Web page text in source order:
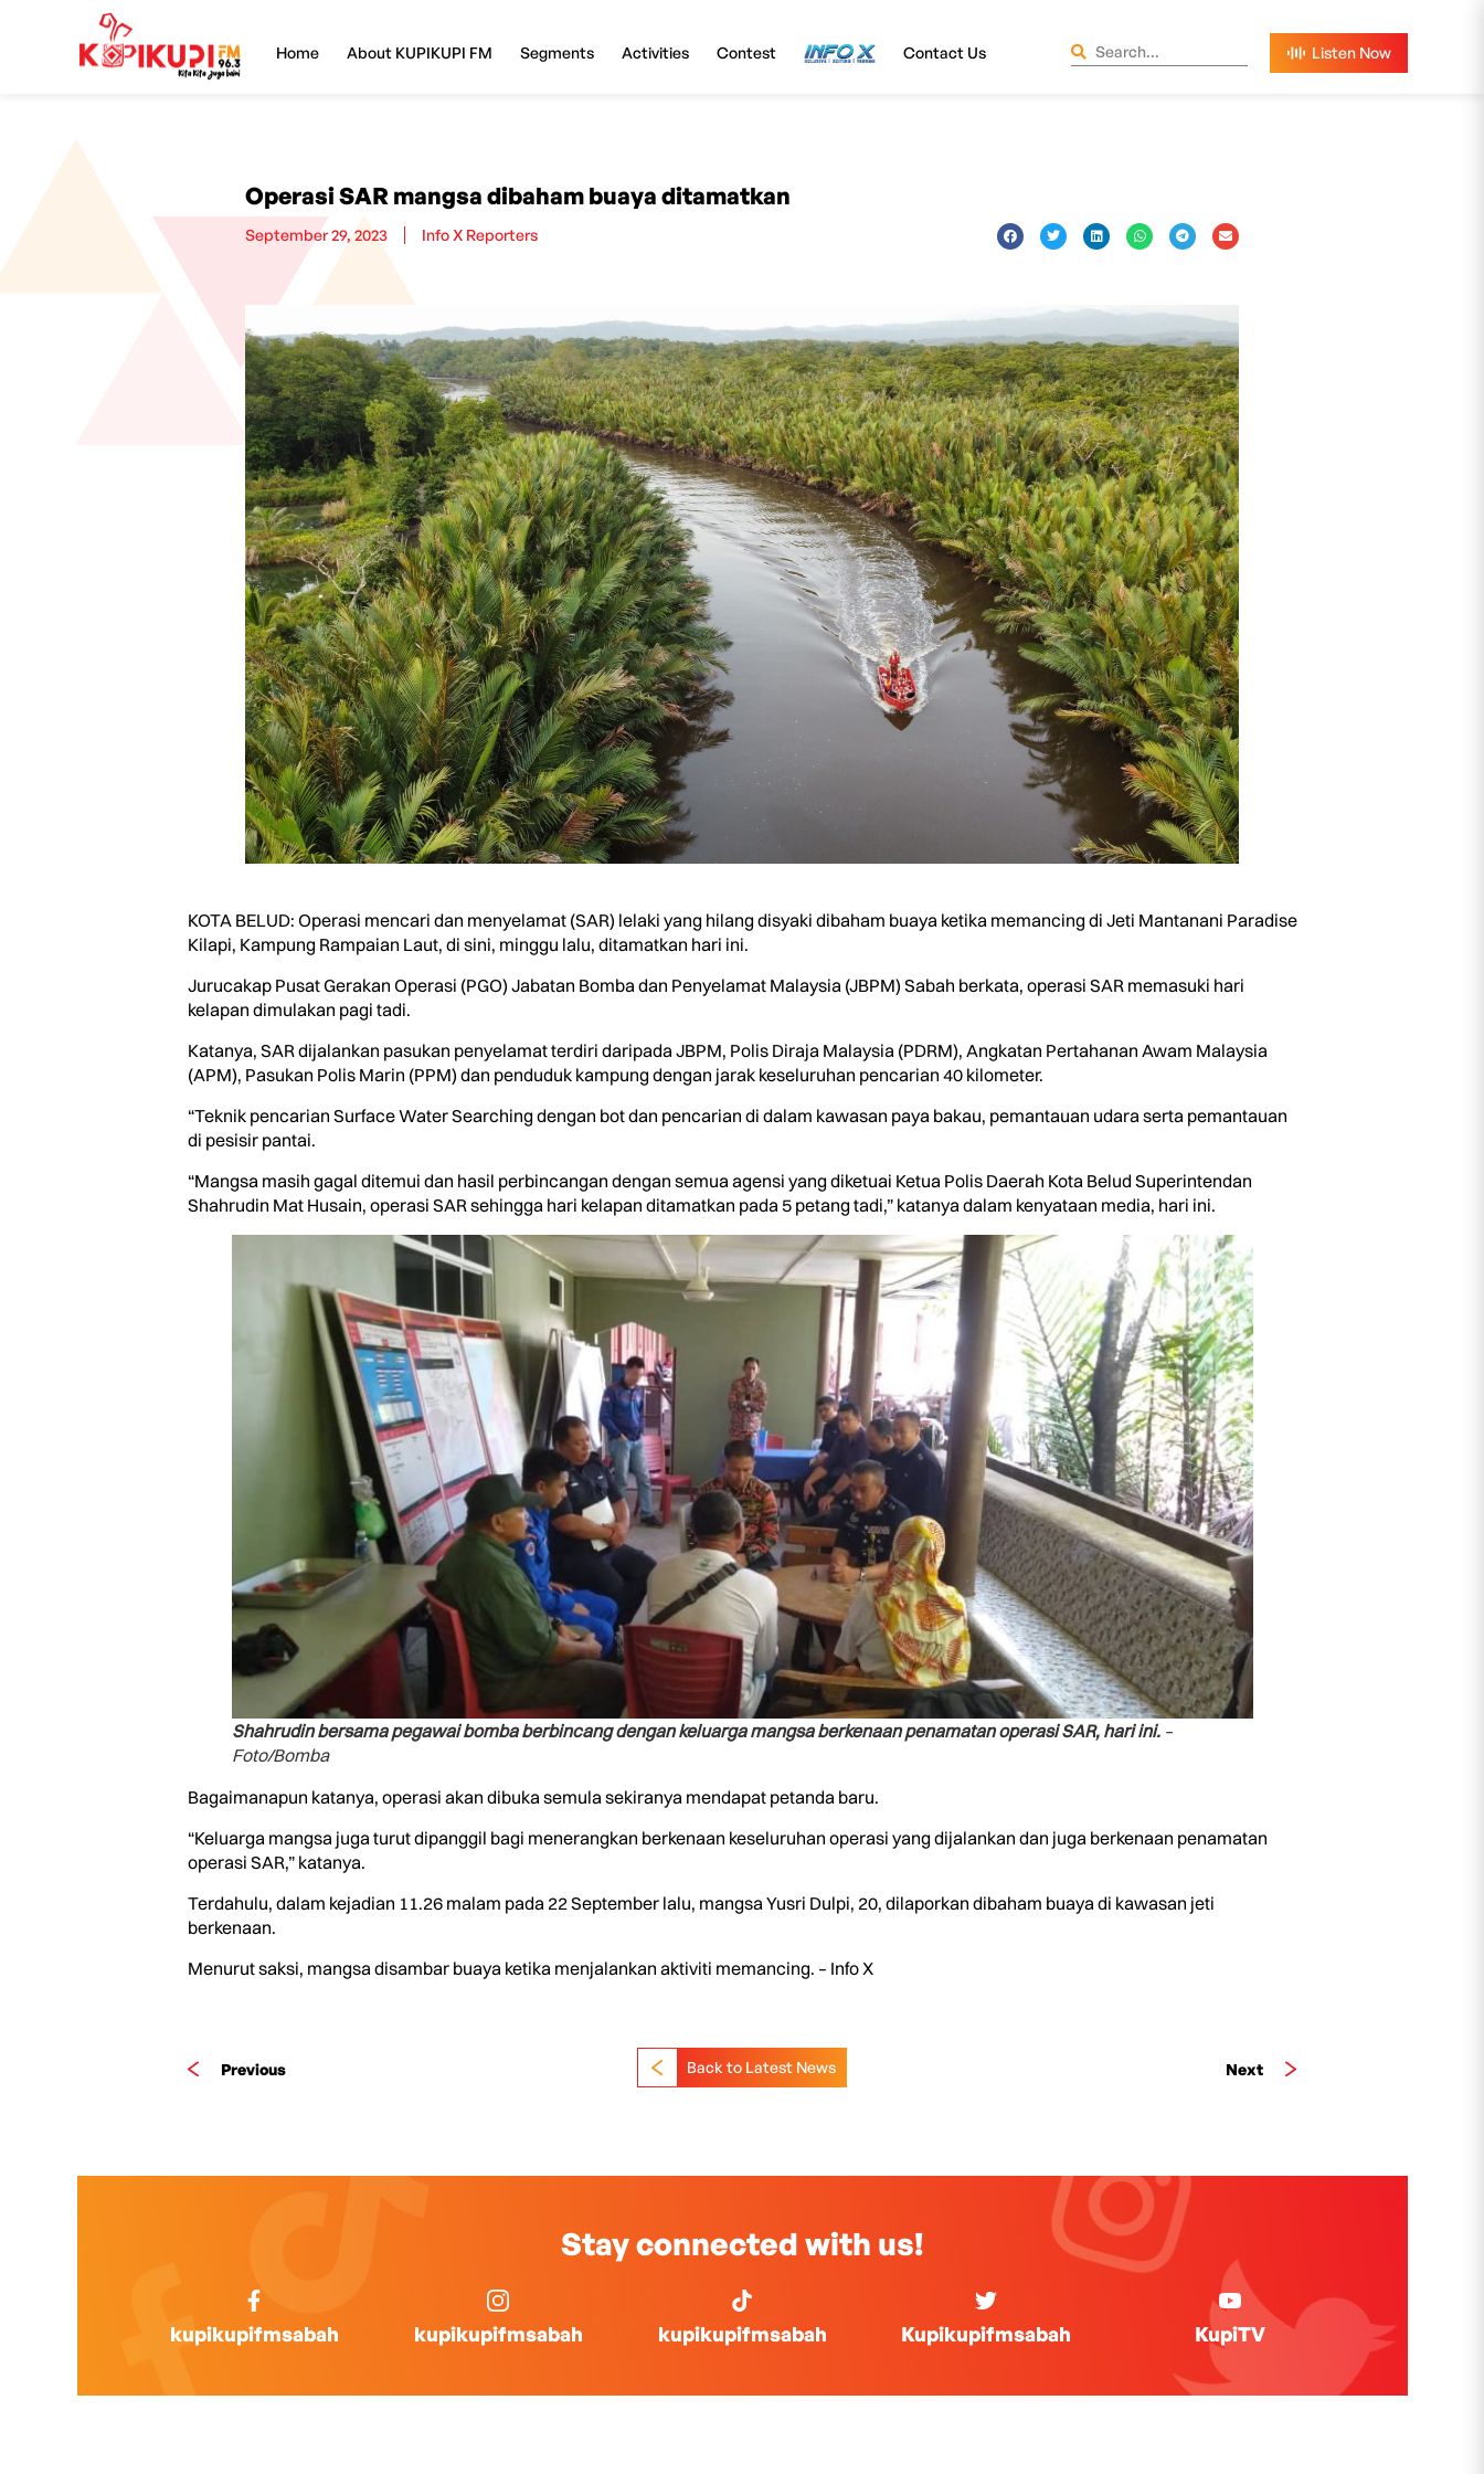
Home About KUPIKUPI FM Segments Activities Contest InfoX Contact Us
Operasi SAR mangsa dibaham buaya ditamatkan
September 29, 2023 Info X Reporters
KOTA BELUD: Operasi mencari dan menyelamat (SAR) lelaki yang hilang disyaki dibaham buaya ketika memancing di Jeti Mantanani Paradise
Kilapi, Kampung Rampaian Laut, di sini, minggu lalu, ditamatkan hari ini.
Jurucakap Pusat Gerakan Operasi (PGO) Jabatan Bomba dan Penyelamat Malaysia (JBPM) Sabah berkata, operasi SAR memasuki hari
kelapan dimulakan pagi tadi.
Katanya, SAR dijalankan pasukan penyelamat terdiri daripada JBPM, Polis Diraja Malaysia (PDRM), Angkatan Pertahanan Awam Malaysia
(APM), Pasukan Polis Marin (PPM) dan penduduk kampung dengan jarak keseluruhan pencarian 40 kilometer.
“Teknik pencarian Surface Water Searching dengan bot dan pencarian di dalam kawasan paya bakau, pemantauan udara serta pemantauan
di pesisir pantai.
“Mangsa masih gagal ditemui dan hasil perbincangan dengan semua agensi yang diketuai Ketua Polis Daerah Kota Belud Superintendan
Shahrudin Mat Husain, operasi SAR sehingga hari kelapan ditamatkan pada 5 petang tadi,” katanya dalam kenyataan media, hari ini.
Shahrudin bersama pegawai bomba berbincang dengan keluarga mangsa berkenaan penamatan operasi SAR, hari ini.–
Foto/Bomba
Bagaimanapun katanya, operasi akan dibuka semula sekiranya mendapat petanda baru.
“Keluarga mangsa juga turut dipanggil bagi menerangkan berkenaan keseluruhan operasi yang dijalankan dan juga berkenaan penamatan
operasi SAR,” katanya.
Terdahulu, dalam kejadian 11.26 malam pada 22 September lalu, mangsa Yusri Dulpi, 20, dilaporkan dibaham buaya di kawasan jeti
berkenaan.
Menurut saksi, mangsa disambar buaya ketika menjalankan aktiviti memancing. – Info X
Previous Next
Back to Latest News
Stay connected with us!
kupikupifmsabah kupikupifmsabah kupikupifmsabah Kupikupifmsabah KupiTV